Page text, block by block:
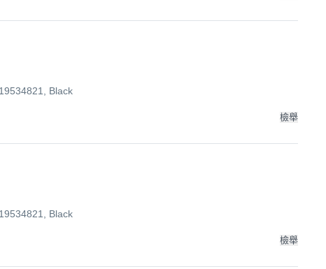
Black
檢舉
Black
檢舉